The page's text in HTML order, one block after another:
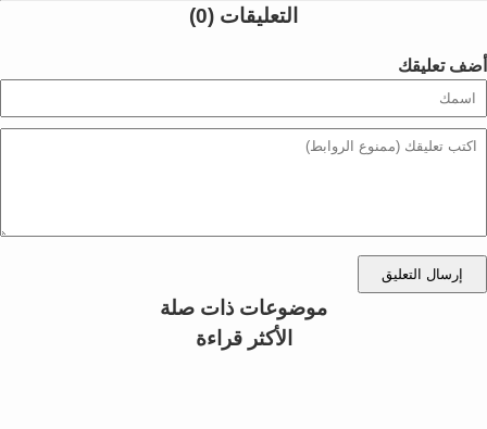
التعليقات (0)
أضف تعليقك
إرسال التعليق
موضوعات ذات صلة
الأكثر قراءة